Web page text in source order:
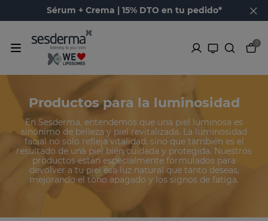
Sérum + Crema | 15% DTO en tu pedido*
0
Productos para la luminosidad
En Sesderma, entendemos que una piel luminosa es
sinónimo de belleza y piel revitalizada. La luminosidad
facial no solo refleja vitalidad, sino que también es el
resultado de una piel bien cuidada y protegida. Nuestros
productos están especialmente formulados para
devolver a tu piel esa luz natural que tanto deseas,
mejorando el tono apagado y los signos de fatiga.